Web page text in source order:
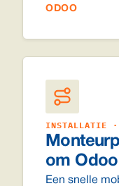
ODOO
INSTALLATIE ·
om Odoo
Een snelle